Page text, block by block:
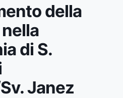
della
di S.
Janez